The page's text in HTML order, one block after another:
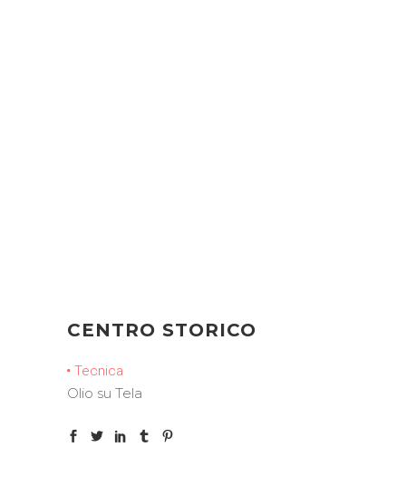
CENTRO STORICO
Tecnica
Olio su Tela